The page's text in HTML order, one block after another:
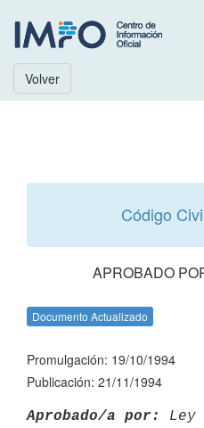
Volver
Código
APROBADO
Documento Actualizado
Promulgación: 19/10/1994
Publicación: 21/11/1994
Aprobado/a por: Ley